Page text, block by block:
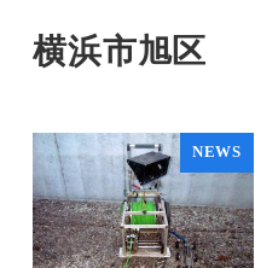
横浜市旭区
NEWS